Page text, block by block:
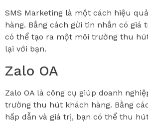
SMS Marketing là một cách hiệu
hàng. Bằng cách gửi tin nhắn có giá
có thể tạo ra một môi trường thu
lại với bạn.
Zalo OA
Zalo OA là công cụ giúp doanh
trường thu hút khách hàng. Bằng
hấp dẫn và giá trị, bạn có thể thu